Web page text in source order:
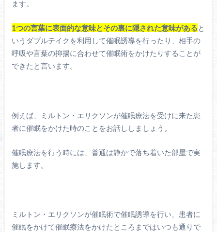
ます。
1つの言葉に表面的な意味とその裏に隠された意味があると
いうダブルテイクを利用して催眠誘導を行ったり、相手の
呼吸や言葉の抑揚に合わせて催眠術をかけたりすることが
できたと言います。
例えば、ミルトン・エリクソンが催眠療法を受けに来た患
者に催眠をかけた時のことをお話ししましょう。
催眠療法を行う時には、普通は静かで落ち着いた部屋で実
施します。
ミルトン・エリクソンが催眠術で催眠誘導を行い、患者に
催眠をかけて催眠療法をかけたところまではいつも通りで